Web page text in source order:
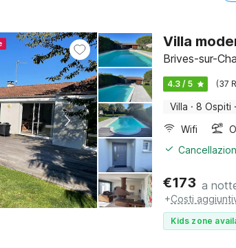
Villa
Brives-sur-
4.3 / 5 (37
Villa · 8 Ospiti ·
Wifi
€173 a
+Costi
Kids zone